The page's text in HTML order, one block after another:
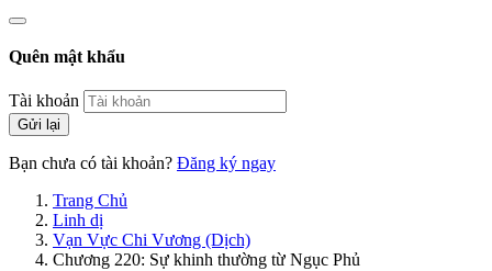
Quên mật khẩu
Tài khoản
Gửi lại
Bạn chưa có tài khoản? Đăng ký ngay
Trang Chủ
Linh dị
Vạn Vực Chi Vương (Dịch)
Chương 220: Sự khinh thường từ Ngục Phủ